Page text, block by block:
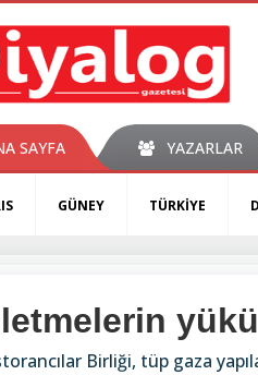
SAYFA YAZARLAR
GÜNEY TÜRKİYE
Birliği, tüp gaza